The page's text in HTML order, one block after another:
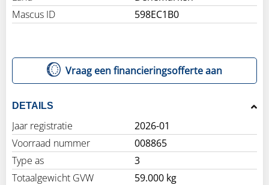
Mascus ID
598EC1B0
Vraag een financieringsofferte aan
DETAILS
Jaar registratie
2026-01
Voorraad nummer
008865
Type as
3
Totaalgewicht GVW
59.000 kg